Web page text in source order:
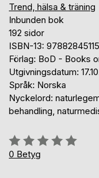
Trend, hälsa & träning
Inbunden bok
192 sidor
ISBN-13:
Förlag: BoD - Books
Utgivningsdatum:
Språk: Norska
Nyckelord:
behandling,
Betyg::
0%
0 Betyg